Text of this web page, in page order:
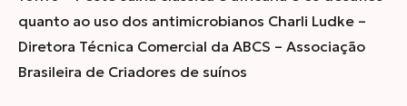
quanto ao uso dos antimicrobianos Charli Ludke –
Diretora Técnica Comercial da ABCS – Associação
Brasileira de Criadores de suínos